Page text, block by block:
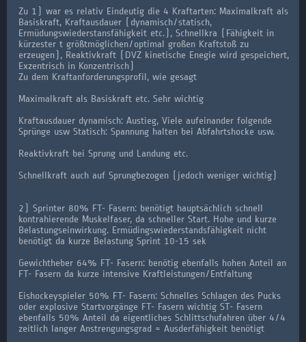
Zu 1) war es relativ Eindeutig die 4 Kraftarten: Maximalkraft als
Basiskraft, Kraftausdauer (dynamisch/statisch,
Ermüdungswiederstansfähigkeit etc.), Schnellkra (Fähigkeit in
kürzester t größtmöglichen/optimal großen Kraftstoß zu
erzeugen), Reaktivkraft (DVZ kinetische Enegie wird gespeichert,
Exzentrisch in Konzentrisch)
Zu dem Kraftanforderungsprofil, wie gesagt
Maximalkraft als Basiskraft etc. Sehr wichtig
Kraftausdauer dynamisch: Austieg, Viele aufeinander folgende
Sprünge usw Statisch: Spannung halten bei Abfahrtshocke usw.
Reaktivkraft bei Sprung und Landung etc.
Schnellkraft auch auf Sprungbezogen (jedoch weniger wichtig)
2) Sprinter 80% FT- Fasern: benötigt hauptsächlich schnell
kontrahierende Muskelfaser, da schneller Start. Hohe und kurze
Belastungseinwirkung. Ermüdingswiederstandsfähigkeit nicht
benötigt da kurze Belastung Sprint 10-15 sek
Gewichtheber 64% FT- Fasern: benötig ebenfalls hohen Anteil an
FT- Fasern da kurze intensive Kraftleistungen/Entfaltung
Eishockeyspieler 50% FT- Fasern: Schnelles Schlagen des Pucks
oder explosive Startvorgänge FT- Fasern wichtig ST- Fasern
ebenfalls 50% Anteil da eigentliches Schlittschufahren über 4/4
zeitlich langer Anstrengungsgrad = Ausderfähigkeit benötigt